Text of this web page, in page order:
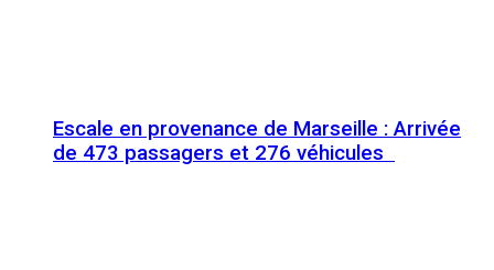
Escale en provenance de Marseille : Arrivée
de 473 passagers et 276 véhicules